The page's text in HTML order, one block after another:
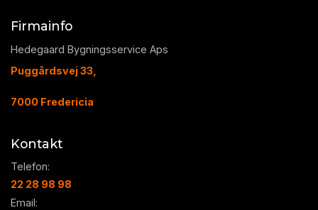
Firmainfo
Hedegaard Bygningsservice Aps
Puggårdsvej 33,
7000 Fredericia
Kontakt
Telefon:
22 28 98 98
Email: